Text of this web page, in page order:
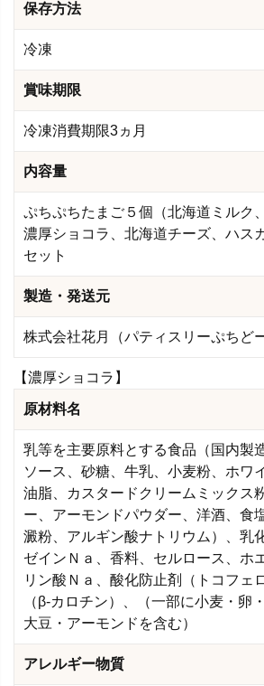
保存方法
冷凍
賞味期限
冷凍消費期限3ヵ月
内容量
ぷちぷちたまご５個（北海道ミルク
濃厚ショコラ、北海道チーズ、ハス
セット
製造・発送元
株式会社花月（パティスリーぷちど
【濃厚ショコラ】
原材料名
乳等を主要原料とする食品（国内製
ソース、砂糖、牛乳、小麦粉、ホワ
油脂、カスタードクリームミックス
ー、アーモンドパウダー、洋酒、食
澱粉、アルギン酸ナトリウム）、乳
ゼインＮａ、香料、セルロース、ホ
リン酸Ｎａ、酸化防止剤（トコフェ
（β-カロチン）、（一部に小麦・卵
大豆・アーモンドを含む）
アレルギー物質